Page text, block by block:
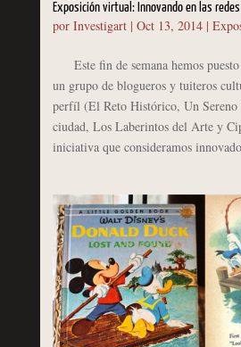
Exposición virtual: Innovando en las redes
por Investigart| Oct 13, 2014|
Este fin de semana hemos
un grupo de blogueros y tuiteros
perfíl (El Reto Histórico, Un Sereno
ciudad, Los Laberintos del Arte y
iniciativa que consideramos